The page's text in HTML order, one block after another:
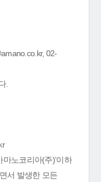
02-
.
노코리아(주)’이하
서 발생한 모든